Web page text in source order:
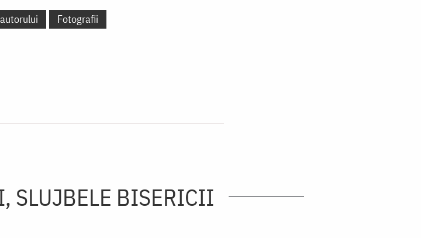
Fotografii
SLUJBELE BISERICII